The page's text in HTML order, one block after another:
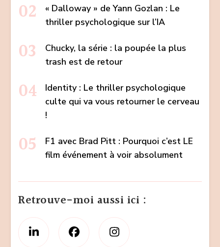
« Dalloway » de Yann Gozlan : Le
thriller psychologique sur l’IA
Chucky, la série : la poupée la plus
trash est de retour
Identity : Le thriller psychologique
culte qui va vous retourner le cerveau
!
F1 avec Brad Pitt : Pourquoi c’est LE
film événement à voir absolument
Retrouve-moi aussi ici :